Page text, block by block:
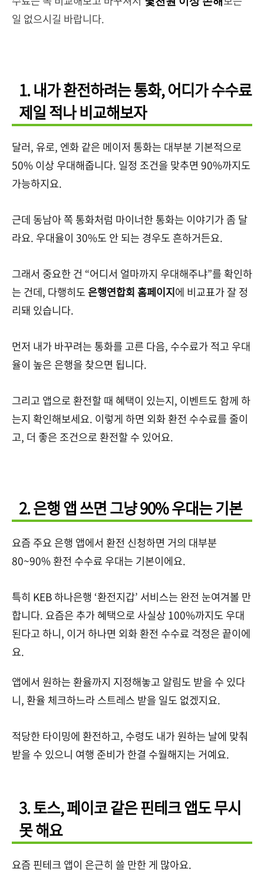
일 없으시길 바랍니다.
1. 내가 환전하려는 통화, 어디가 수수료
제일 적나 비교해보자
달러, 유로, 엔화 같은 메이저 통화는 대부분 기본적으로
50% 이상 우대해줍니다. 일정 조건을 맞추면 90%까지도
가능하지요.
근데 동남아 쪽 통화처럼 마이너한 통화는 이야기가 좀 달
라요. 우대율이 30%도 안 되는 경우도 흔하거든요.
그래서 중요한 건 “어디서 얼마까지 우대해주냐”를 확인하
는 건데, 다행히도 은행연합회 홈페이지에 비교표가 잘 정
리돼 있습니다.
먼저 내가 바꾸려는 통화를 고른 다음, 수수료가 적고 우대
율이 높은 은행을 찾으면 됩니다.
그리고 앱으로 환전할 때 혜택이 있는지, 이벤트도 함께 하
는지 확인해보세요. 이렇게 하면 외화 환전 수수료를 줄이
고, 더 좋은 조건으로 환전할 수 있어요.
2. 은행 앱 쓰면 그냥 90% 우대는 기본
요즘 주요 은행 앱에서 환전 신청하면 거의 대부분
80~90% 환전 수수료 우대는 기본이에요.
특히 KEB 하나은행 ‘환전지갑’ 서비스는 완전 눈여겨볼 만
합니다. 요즘은 추가 혜택으로 사실상 100%까지도 우대
된다고 하니, 이거 하나면 외화 환전 수수료 걱정은 끝이에
요.
앱에서 원하는 환율까지 지정해놓고 알림도 받을 수 있다
니, 환율 체크하느라 스트레스 받을 일도 없겠지요.
적당한 타이밍에 환전하고, 수령도 내가 원하는 날에 맞춰
받을 수 있으니 여행 준비가 한결 수월해지는 거예요.
3. 토스, 페이코 같은 핀테크 앱도 무시
못 해요
요즘 핀테크 앱이 은근히 쓸 만한 게 많아요.